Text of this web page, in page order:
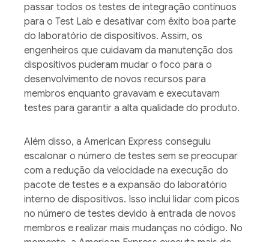
passar todos os testes de integração contínuos
para o Test Lab e desativar com êxito boa parte
do laboratório de dispositivos. Assim, os
engenheiros que cuidavam da manutenção dos
dispositivos puderam mudar o foco para o
desenvolvimento de novos recursos para
membros enquanto gravavam e executavam
testes para garantir a alta qualidade do produto.
Além disso, a American Express conseguiu
escalonar o número de testes sem se preocupar
com a redução da velocidade na execução do
pacote de testes e a expansão do laboratório
interno de dispositivos. Isso inclui lidar com picos
no número de testes devido à entrada de novos
membros e realizar mais mudanças no código. No